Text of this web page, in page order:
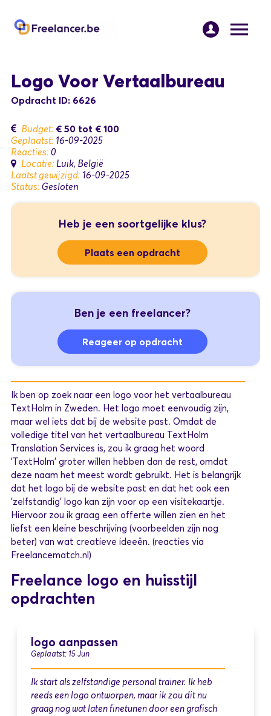
Logo Voor Vertaalbureau
Opdracht ID: 6626
Budget: € 50 tot € 100
Geplaatst: 16-09-2025
Reacties: 0
Locatie: Luik, België
Laatst gewijzigd: 16-09-2025
Status: Gesloten
Heb je een soortgelijke klus?
Plaats een opdracht
Ben je een freelancer?
Reageer op opdracht
Ik ben op zoek naar een logo voor het vertaalbureau
TextHolm in Zweden. Het logo moet eenvoudig zijn,
maar wel iets dat bij de website past. Omdat de
volledige titel van het vertaalbureau TextHolm
Translation Services is, zou ik graag het woord
'TextHolm' groter willen hebben dan de rest, omdat
deze naam het meest wordt gebruikt. Het is belangrijk
dat het logo bij de website past en dat het ook een
'zelfstandig' logo kan zijn voor op een visitekaartje.
Hiervoor zou ik graag een offerte willen zien en het
liefst een kleine beschrijving (voorbeelden zijn nog
beter) van wat creatieve ideeën. (reacties via
Freelancematch.nl)
Freelance logo en huisstijl
opdrachten
logo aanpassen
Geplaatst: 15 Jun
Ik start als zelfstandige personal trainer. Ik heb
reeds een logo ontworpen, maar ik zou dit nu
graag nog wat laten finetunen door een grafisch